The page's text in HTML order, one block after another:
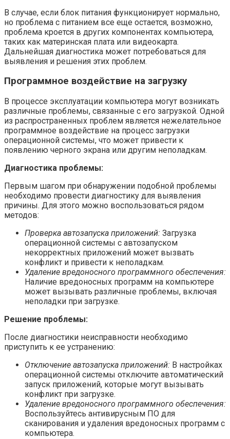
В случае, если блок питания функционирует нормально,
но проблема с питанием все еще остается, возможно,
проблема кроется в других компонентах компьютера,
таких как материнская плата или видеокарта.
Дальнейшая диагностика может потребоваться для
выявления и решения этих проблем.
Программное воздействие на загрузку
В процессе эксплуатации компьютера могут возникать
различные проблемы, связанные с его загрузкой. Одной
из распространенных проблем является нежелательное
программное воздействие на процесс загрузки
операционной системы, что может привести к
появлению черного экрана или другим неполадкам.
Диагностика проблемы:
Первым шагом при обнаружении подобной проблемы
необходимо провести диагностику для выявления
причины. Для этого можно воспользоваться рядом
методов:
Проверка автозапуска приложений: Загрузка
операционной системы с автозапуском
некорректных приложений может вызвать
конфликт и привести к неполадкам.
Удаление вредоносного программного обеспечения:
Наличие вредоносных программ на компьютере
может вызывать различные проблемы, включая
неполадки при загрузке.
Решение проблемы:
После диагностики неисправности необходимо
приступить к ее устранению:
Отключение автозапуска приложений: В настройках
операционной системы отключите автоматический
запуск приложений, которые могут вызывать
конфликт при загрузке.
Удаление вредоносного программного обеспечения:
Воспользуйтесь антивирусным ПО для
сканирования и удаления вредоносных программ с
компьютера.